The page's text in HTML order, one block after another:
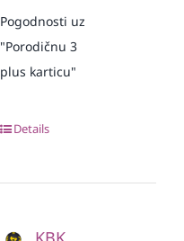
Pogodnosti uz
"Porodičnu 3
plus karticu"
Details